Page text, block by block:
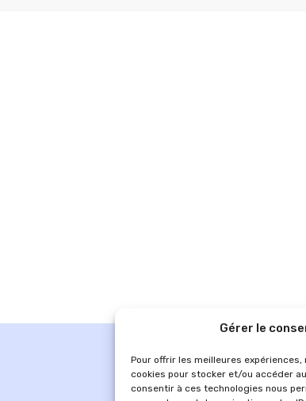
Gérer le
Pour offrir les meilleures
cookies pour stocker et/ou accéder
consentir à ces technologies nous